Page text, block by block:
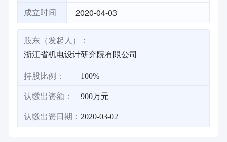
成立时间 2020-04-03
股东（发起人）：
浙江省机电设计研究院有限公司
持股比例： 100%
认缴出资额： 900万元
认缴出资日期： 2020-03-02